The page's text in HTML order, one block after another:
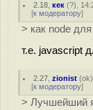
2.18 ,кек (?),
[к модератору]
> как node
т.е. javascript
2.27 ,zionist (ok
[к модератору]
> Лучшейший